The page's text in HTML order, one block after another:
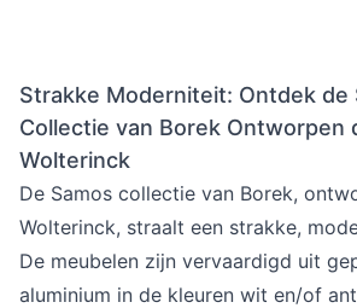
Parasols
Ligbedden
Overig
Yoi
VerkooppuntenVerkooppunten
Prijscatalogi
Flagship stores
Strakke Moderniteit: Ontdek de
Collectie van Borek Ontworpen
Wolterinck
De Samos collectie van Borek,
Wolterinck, straalt een strakke,
De meubelen zijn vervaardigd uit
aluminium in de kleuren wit en/of